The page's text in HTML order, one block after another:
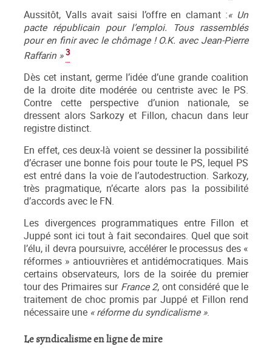
Aussitôt, Valls avait saisi l’offre en clamant :« Un
pacte républicain pour l’emploi. Tous rassemblés
pour en finir avec le chômage ! O.K. avec Jean-Pierre
Raffarin » 3
Dès cet instant, germe l’idée d’une grande coalition
de la droite dite modérée ou centriste avec le PS.
Contre cette perspective d’union nationale, se
dressent alors Sarkozy et Fillon, chacun dans leur
registre distinct.
En effet, ces deux-là voient se dessiner la possibilité
d’écraser une bonne fois pour toute le PS, lequel PS
est entré dans la voie de l’autodestruction. Sarkozy,
très pragmatique, n’écarte alors pas la possibilité
d’accords avec le FN.
Les divergences programmatiques entre Fillon et
Juppé sont ici tout à fait secondaires. Quel que soit
l’élu, il devra poursuivre, accélérer le processus des «
réformes » antiouvrières et antidémocratiques. Mais
certains observateurs, lors de la soirée du premier
tour des Primaires sur France 2, ont considéré que le
traitement de choc promis par Juppé et Fillon rend
nécessaire une « réforme du syndicalisme ».
Le syndicalisme en ligne de mire